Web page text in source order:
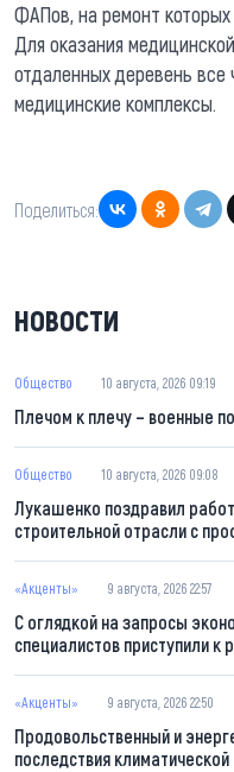
ФАПов, на ремонт
Для оказания
отдаленных деревень
медицинские комплексы.
Поделиться:
НОВОСТИ
Общество 10 августа, 2026 09:19
Плечом к плечу – военные
Общество 10 августа, 2026 09:08
Лукашенко поздравил
строительной отрасли с
«Акценты» 9 августа, 2026 22:57
С оглядкой на запросы
специалистов приступили к
«Акценты» 9 августа, 2026 22:50
Продовольственный и
последствия